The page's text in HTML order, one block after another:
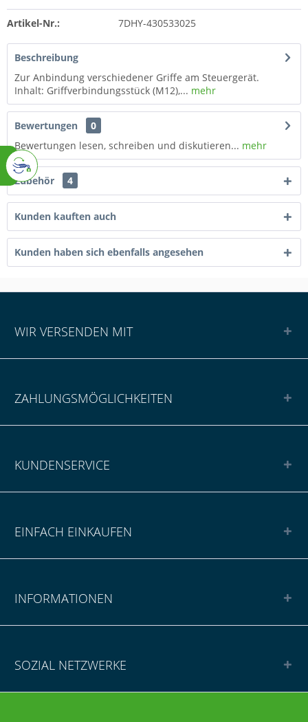
Artikel-Nr.: 7DHY-430533025
Beschreibung
Zur Anbindung verschiedener Griffe am Steuergerät.
Inhalt: Griffverbindungsstück (M12),... mehr
Bewertungen
0
Bewertungen lesen, schreiben und diskutieren... mehr
Zubehör 4
Kunden kauften auch
Kunden haben sich ebenfalls angesehen
WIR VERSENDEN MIT
ZAHLUNGSMÖGLICHKEITEN
KUNDENSERVICE
EINFACH EINKAUFEN
INFORMATIONEN
SOZIAL NETZWERKE